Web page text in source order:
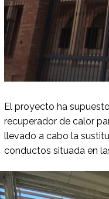
El proyecto ha
recuperador de calor
llevado a cabo la
conductos situada en